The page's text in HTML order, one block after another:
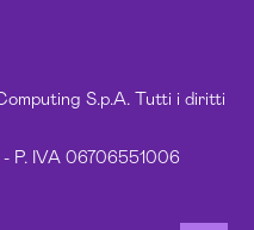
S.p.A. Tutti i diritti
P. IVA 06706551006